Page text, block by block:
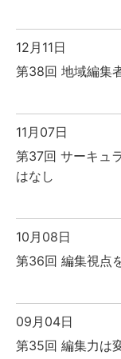
12月11日
第38回 地域編集
11月07日
第37回 サーキュ
はなし
10月08日
第36回 編集視点
09月04日
第35回 編集力は